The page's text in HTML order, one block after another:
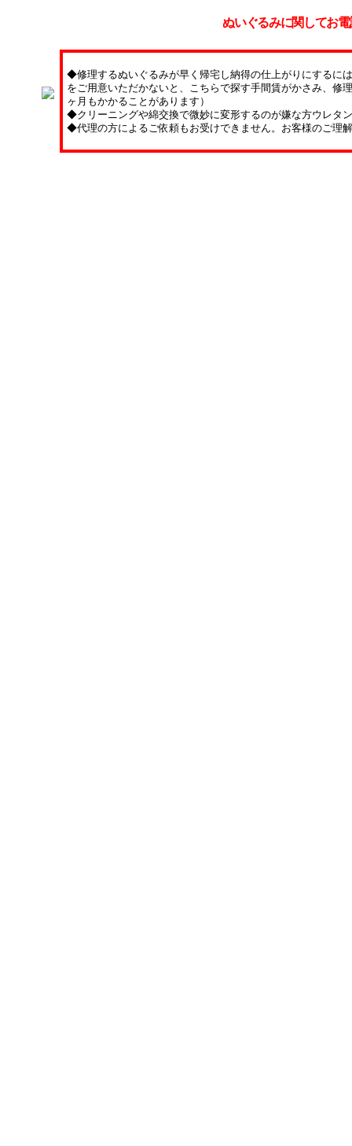
ぬいぐるみに関してお
◆修理するぬいぐるみが早く帰宅し納得の仕上がりにするに
をご用意いただかないと、こちらで探す手間賃がかさみ、修
ヶ月もかかることがあります）
◆クリーニングや綿交換で微妙に変形するのが嫌な方ウレタ
◆代理の方によるご依頼もお受けできません。お客様のご理